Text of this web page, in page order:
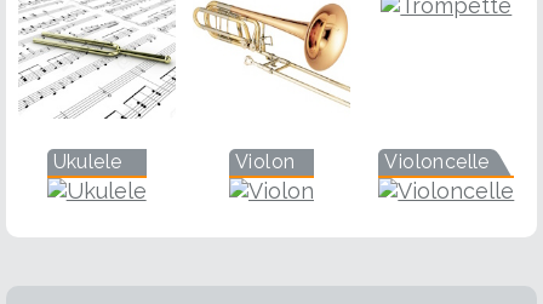
Ukulele Violon Violoncelle